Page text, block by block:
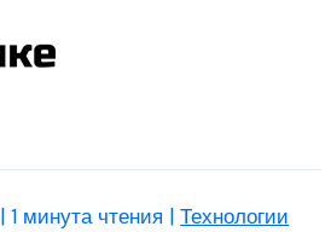
|1 минута чтения |Технологии